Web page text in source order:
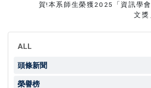
賀!本系師生榮獲2025「資訊學
文獎
ALL
頭條新聞
榮譽榜